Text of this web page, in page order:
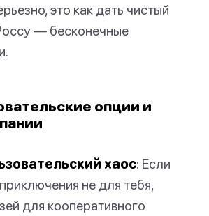
это как дать чистый
— бесконечные
опции и
хаос: Если
не для тебя,
для кооперативного